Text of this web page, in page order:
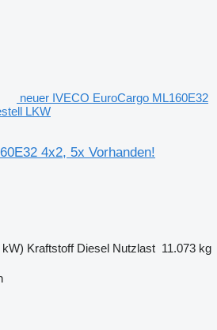
neuer IVECO EuroCargo ML160E32
LKW
4x2, 5x Vorhanden!
kW) Kraftstoff Diesel Nutzlast 11.073 kg